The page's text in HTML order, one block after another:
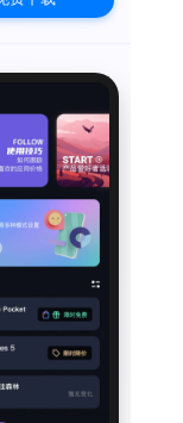
its trademark
daily to-do or
likely perfect to
lists to drag &